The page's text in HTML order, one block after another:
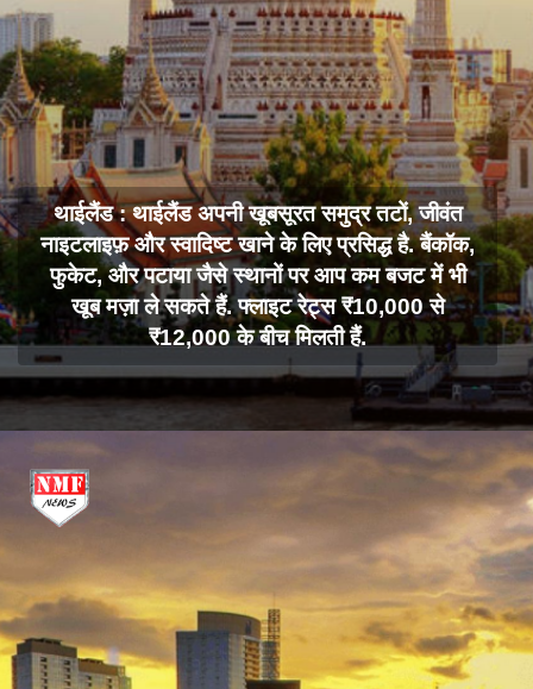
थाईलैंड : थाईलैंड अपनी खूबसूरत समुद्र तटों, जीवंत
नाइटलाइफ़ और स्वादिष्ट खाने के लिए प्रसिद्ध है. बैंकॉक,
फुकेट, और पटाया जैसे स्थानों पर आप कम बजट में भी
खूब मज़ा ले सकते हैं. फ्लाइट रेट्स ₹10,000 से
₹12,000 के बीच मिलती हैं.